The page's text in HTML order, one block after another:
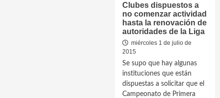
Clubes dispuestos a
no comenzar actividad
hasta la renovación de
autoridades de la Liga
miércoles 1 de julio de
2015
Se supo que hay algunas
instituciones que están
dispuestas a solicitar que el
Campeonato de Primera